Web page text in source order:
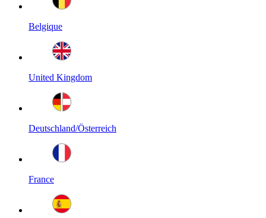
Belgique
United Kingdom
Deutschland/Österreich
France